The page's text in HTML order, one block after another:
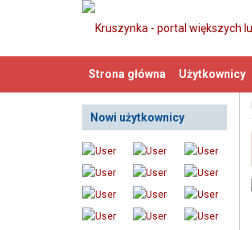
Strona główna Użytkownicy
Nowi użytkownicy